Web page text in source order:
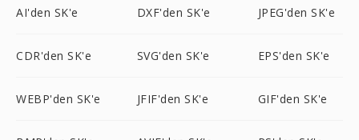
AI'den SK'e DXF'den SK'e JPEG'den SK'e
CDR'den SK'e SVG'den SK'e EPS'den SK'e
WEBP'den SK'e JFIF'den SK'e GIF'den SK'e